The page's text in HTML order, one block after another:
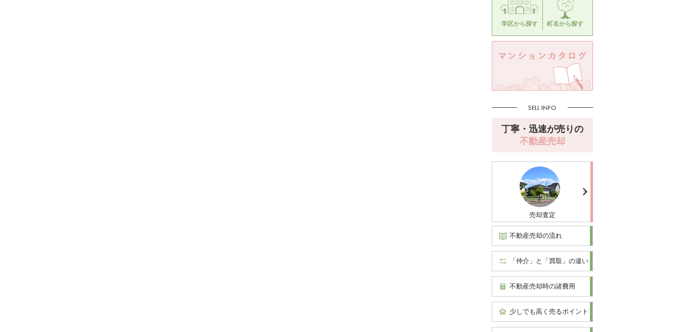
学区から探す 町名から探す
丁寧・迅速が売りの
不動産売却
売却査定
不動産売却の流れ
「仲介」と「買取」の違い
不動産売却時の諸費用
少しでも高く売るポイント